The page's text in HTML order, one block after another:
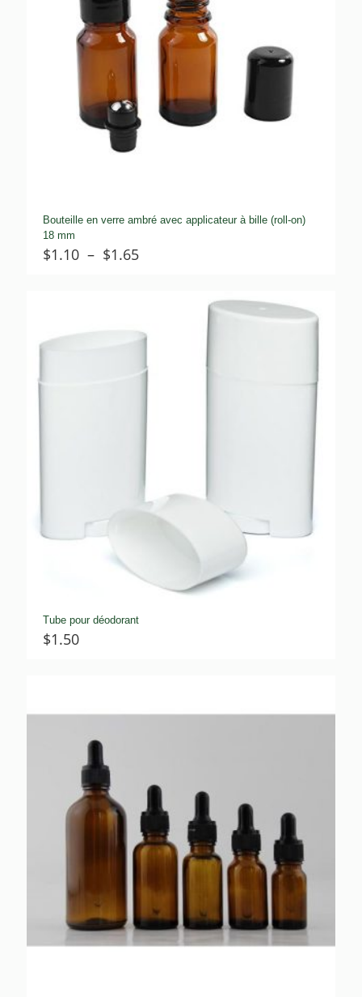
Bouteille en verre ambré avec applicateur à bille (roll-on)
18 mm
$1.10 – $1.65Plage
$1.65
Tube pour déodorant
$1.50